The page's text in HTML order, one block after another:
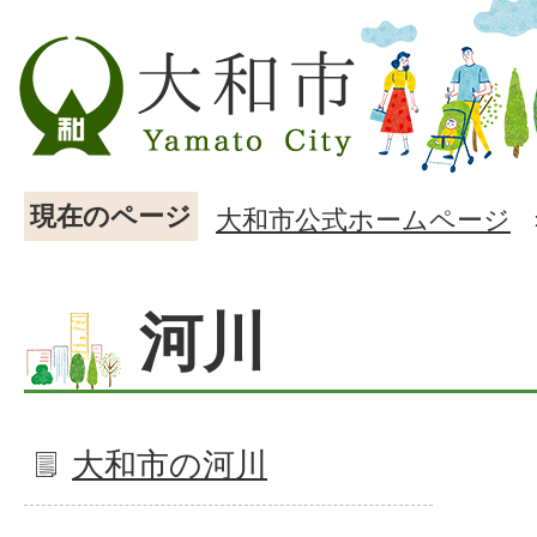
現在のページ 大和市公式ホームページ
河川
大和市の河川